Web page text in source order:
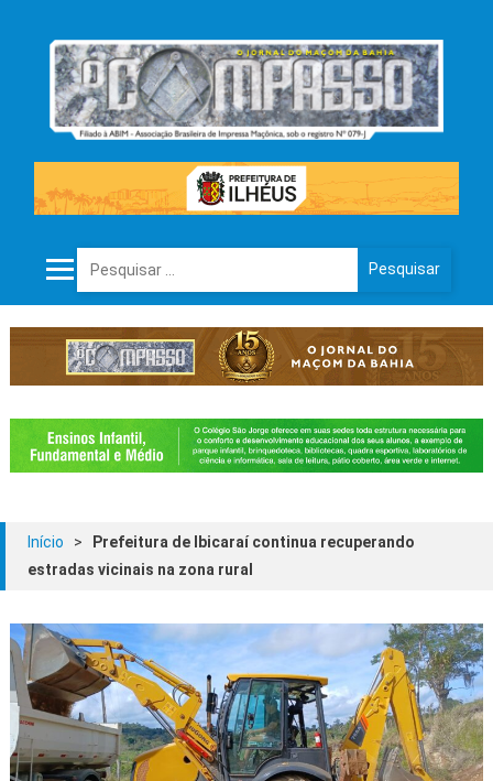
Pesquisar por:
Início >
Prefeitura de Ibicaraí continua recuperando
estradas vicinais na zona rural